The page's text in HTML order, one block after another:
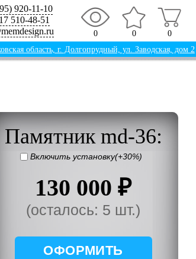
0 0 0
920-11-10
510-48-51
область, г. Долгопрудный, ул. Заводская, дом 2
Памятник md-36:
Включить установку(+30%)
130 000 ₽
(осталось: 5 шт.)
ОФОРМИТЬ